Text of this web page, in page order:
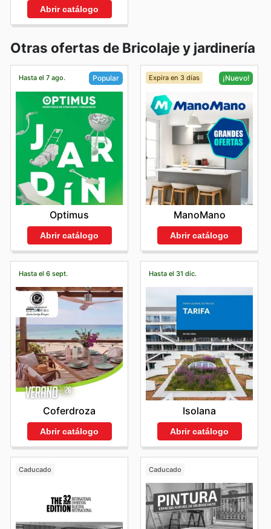
Abrir catálogo
Otras ofertas de Bricolaje y jardinería
Hasta el 7 ago. Popular
Optimus
Abrir catálogo
Expira en 3 días ¡Nuevo!
ManoMano
Abrir catálogo
Hasta el 6 sept.
Coferdroza
Abrir catálogo
Hasta el 31 dic.
Isolana
Abrir catálogo
Caducado Caducado